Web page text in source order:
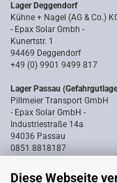
Diese Webseite
Lager Deggendorf
Kühne + Nagel (AG & Co.)
- Epax Solar Gmbh -
Kunertstr. 1
94469 Deggendorf
+49 (0) 9901 9499 817
Lager Passau
Pillmeier Transport GmbH
- Epax Solar GmbH -
Industriestraße 14a
94036 Passau
0851 8818187